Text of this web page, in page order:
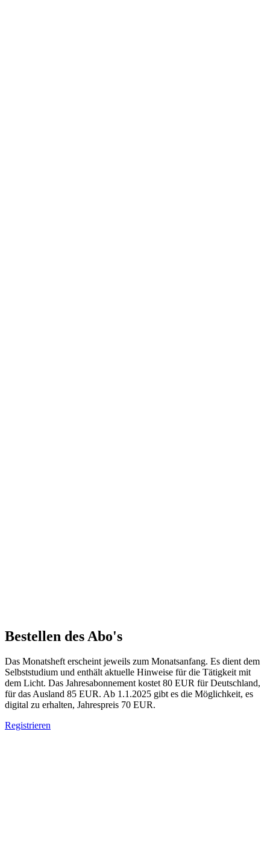
Bestellen des Abo's
Das Monatsheft erscheint jeweils zum Monatsanfang. Es dient dem
Selbststudium und enthält aktuelle Hinweise für die Tätigkeit mit
dem Licht. Das Jahresabonnement kostet 80 EUR für Deutschland,
für das Ausland 85 EUR. Ab 1.1.2025 gibt es die Möglichkeit, es
digital zu erhalten, Jahrespreis 70 EUR.
Registrieren